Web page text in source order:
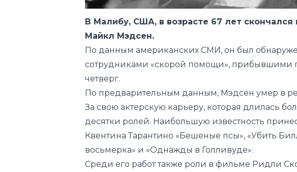
В Малибу, США, в возрасте 67 лет скончался
Майкл Мэдсен.
По данным американских СМИ, он был
сотрудниками «скорой помощи», прибывшими
четверг.
По предварительным данным, Мэдсен умер в
За свою актерскую карьеру, которая длилась
десятки ролей. Наибольшую известность
Квентина Тарантино «Бешеные псы», «Убить
восьмерка» и «Однажды в Голливуде».
Среди его работ также роли в фильме Ридли